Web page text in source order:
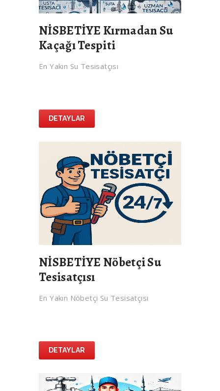
NİSBETİYE Kırmadan Su
Kaçağı Tespiti
En Yakın Su Tesisatçısı
DETAYLAR
NİSBETİYE Nöbetçi Su
Tesisatçısı
En Yakın Nöbetçi Su Tesisatçısı
DETAYLAR